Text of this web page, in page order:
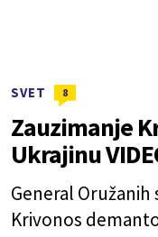
SVET 8
Zauzimanje
Ukrajinu
General Oružanih
Krivonos